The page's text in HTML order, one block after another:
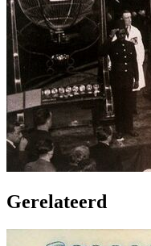
Gerelateerd